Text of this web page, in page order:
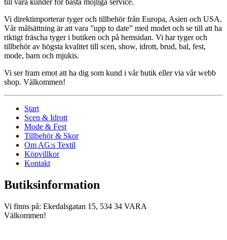
Vi direktimporterar tyger och tillbehör från Europa, Asien och USA.
Vår målsättning är att vara ”upp to date” med modet och se till att ha
riktigt fräscha tyger i butiken och på hemsidan. Vi har tyger och
tillbehör av högsta kvalitet till scen, show, idrott, brud, bal, fest,
mode, barn och mjukis.
Vi ser fram emot att ha dig som kund i vår butik eller via vår webb
shop. Välkommen!
Start
Scen & Idrott
Mode & Fest
Tillbehör & Skor
Om AG:s Textil
Köpvillkor
Kontakt
Butiksinformation
Vi finns på: Ekedalsgatan 15, 534 34 VARA
Välkommen!